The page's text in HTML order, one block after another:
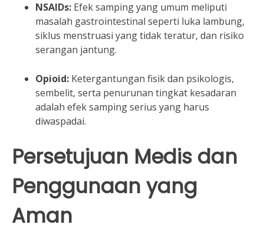
NSAIDs: Efek samping yang umum meliputi
masalah gastrointestinal seperti luka lambung,
siklus menstruasi yang tidak teratur, dan risiko
serangan jantung.
Opioid: Ketergantungan fisik dan psikologis,
sembelit, serta penurunan tingkat kesadaran
adalah efek samping serius yang harus
diwaspadai.
Persetujuan Medis dan
Penggunaan yang
Aman